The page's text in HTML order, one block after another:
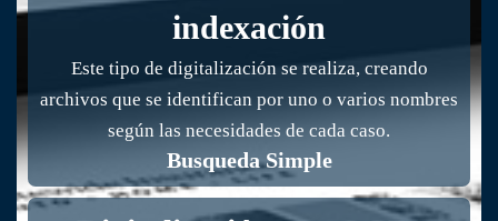
indexación
Este tipo de digitalización se realiza, creando
archivos que se identifican por uno o varios nombres
según las necesidades de cada caso.
Busqueda Simple